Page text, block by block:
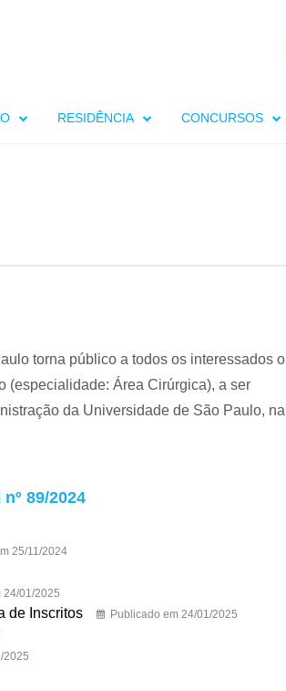
RESIDÊNCIA CONCURSOS
torna público a todos os interessados o
(especialidade: Área Cirúrgica), a ser
da Universidade de São Paulo, na
89/2024
25/11/2024
24/01/2025
de Inscritos Publicado em 24/01/2025
2025